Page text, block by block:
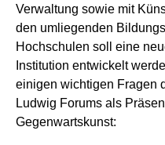
Verwaltung sowie mit
den umliegenden
Hochschulen soll eine
Institution entwickelt
einigen wichtigen Fragen
Ludwig Forums als
Gegenwartskunst: